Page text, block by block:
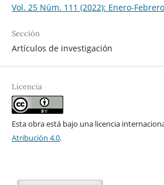
Vol. 25 Núm. 111 (2022): Enero-
Sección
Artículos de investigación
Licencia
Esta obra está bajo una licencia
Atribución 4.0.